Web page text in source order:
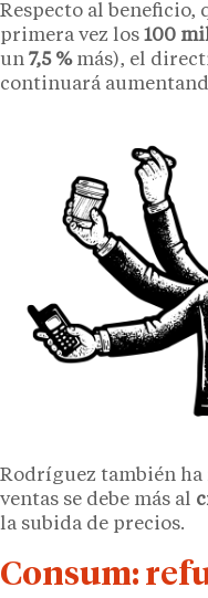
Respecto al beneficio,
primera vez los 100
un 7,5 %más), el
continuará
Rodríguez también ha
ventas se debe más al
la subida de precios.
Consum: